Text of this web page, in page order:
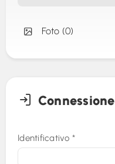
Foto (0)
Connessione
Identificativo *